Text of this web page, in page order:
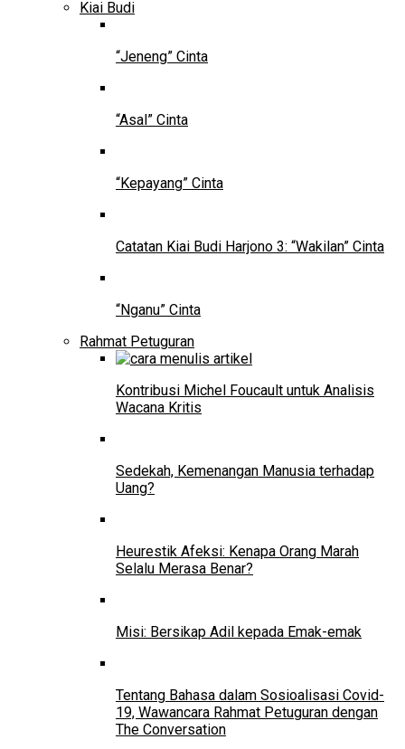
Kiai Budi
“Jeneng” Cinta
“Asal” Cinta
“Kepayang” Cinta
Catatan Kiai Budi Harjono 3: “Wakilan” Cinta
“Nganu” Cinta
Rahmat Petuguran
Kontribusi Michel Foucault untuk Analisis
Wacana Kritis
Sedekah, Kemenangan Manusia terhadap
Uang?
Heurestik Afeksi: Kenapa Orang Marah
Selalu Merasa Benar?
Misi: Bersikap Adil kepada Emak-emak
Tentang Bahasa dalam Sosioalisasi Covid-
19, Wawancara Rahmat Petuguran dengan
The Conversation